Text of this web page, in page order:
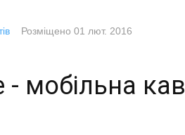
Розміщено 01 лют. 2016
- мобільна